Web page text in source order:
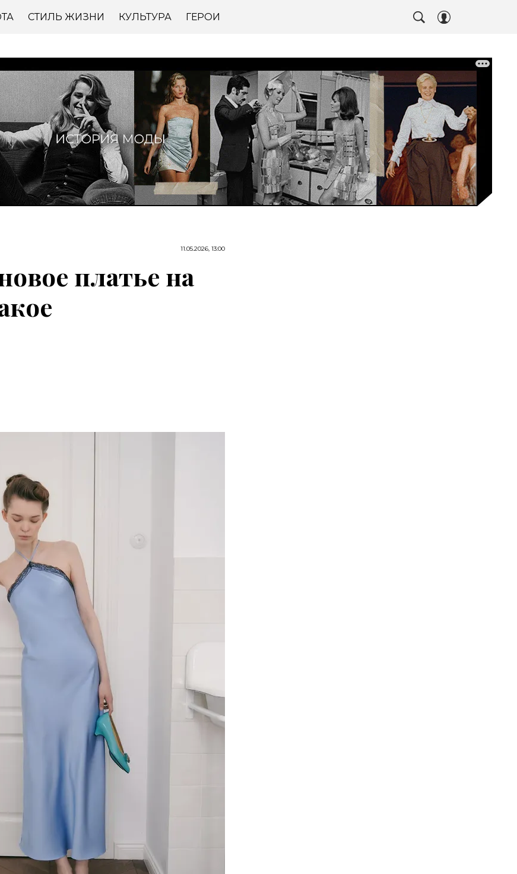
СТИЛЬ ЖИЗНИ КУЛЬТУРА ГЕРОИ
11.05.2026, 13:00
платье на